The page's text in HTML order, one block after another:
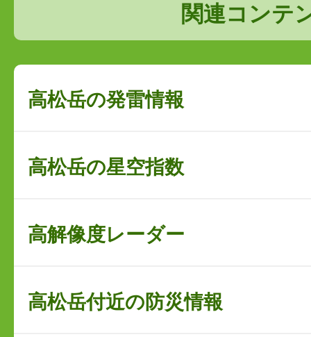
関連コンテ
高松岳の発雷情報
高松岳の星空指数
高解像度レーダー
高松岳付近の防災情報